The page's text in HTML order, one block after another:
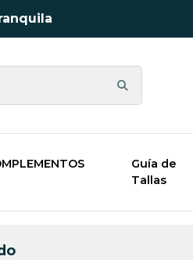
Guía de
Tallas
de playa Ipanema